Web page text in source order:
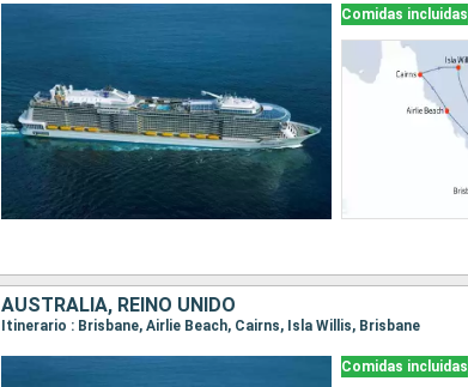
Comidas incluidas
AUSTRALIA, REINO UNIDO
Itinerario : Brisbane, Airlie Beach, Cairns, Isla Willis, Brisbane
Comidas incluidas